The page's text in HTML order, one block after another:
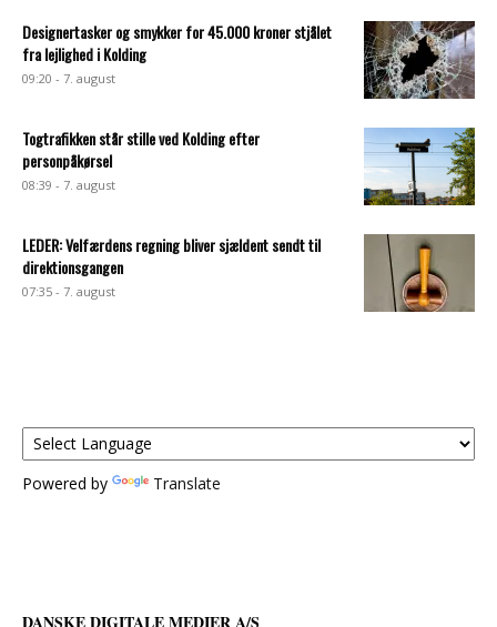
Designertasker og smykker for 45.000 kroner stjålet
fra lejlighed i Kolding
09:20 - 7. august
Togtrafikken står stille ved Kolding efter
personpåkørsel
08:39 - 7. august
LEDER: Velfærdens regning bliver sjældent sendt til
direktionsgangen
07:35 - 7. august
Powered by Translate
DANSKE DIGITALE MEDIER A/S